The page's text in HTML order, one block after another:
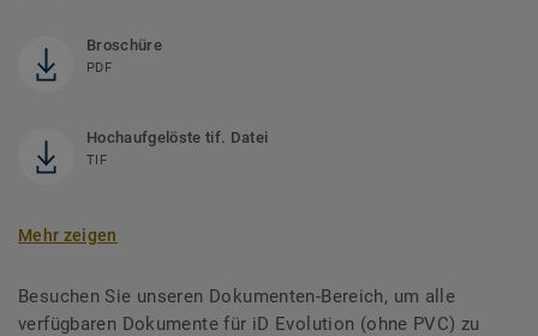
Broschüre
PDF
Hochaufgelöste tif. Datei
TIF
Mehr zeigen
Besuchen Sie unseren Dokumenten-Bereich, um alle
verfügbaren Dokumente für iD Evolution (ohne PVC) zu